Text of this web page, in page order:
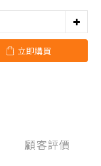
立即購買
顧客評價